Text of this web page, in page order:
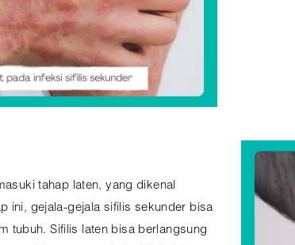
tahap laten, yang dikenal
ini, gejala-gejala sifilis sekunder bisa
tubuh. Sifilis laten bisa berlangsung